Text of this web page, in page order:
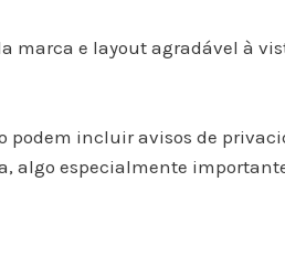
marca e layout agradável à
podem incluir avisos de
algo especialmente